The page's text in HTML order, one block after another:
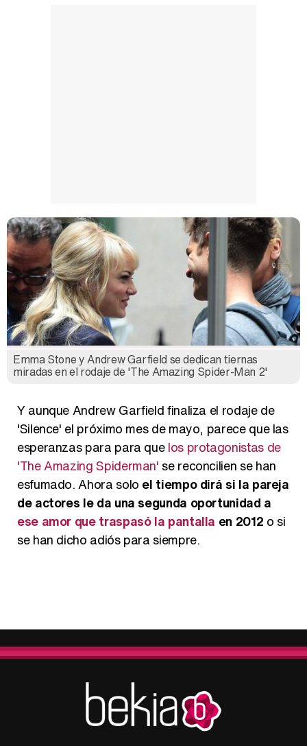
Emma Stone y Andrew Garfield se dedican tiernas
miradas en el rodaje de 'The Amazing Spider-Man 2'
Y aunque Andrew Garfield finaliza el rodaje de
'Silence' el próximo mes de mayo, parece que las
esperanzas para para quelos protagonistas de
'The Amazing Spiderman' se reconcilien se han
esfumado. Ahora solo el tiempo dirá si la pareja
de actores le da una segunda oportunidad a
ese amor que traspasó la pantalla en 2012 o si
se han dicho adiós para siempre.